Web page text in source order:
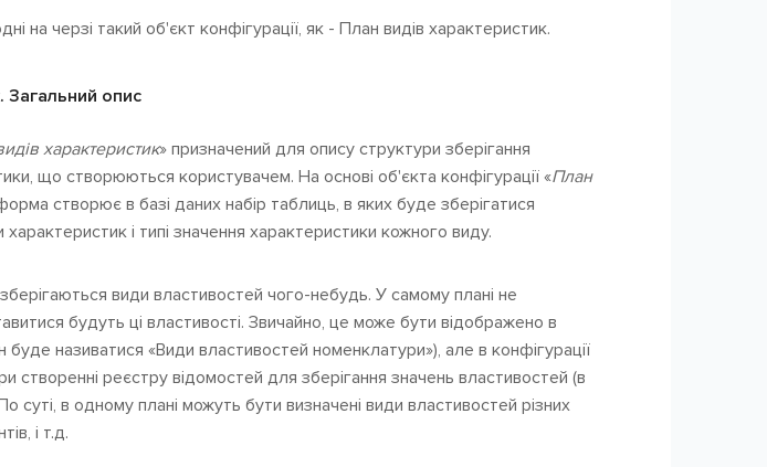
на черзі такий об'єкт конфігурації, як - План видів характеристик.
Загальний опис
характеристик» призначений для опису структури зберігання
що створюються користувачем. На основі об'єкта конфігурації «План
створює в базі даних набір таблиць, в яких буде зберігатися
характеристик і типі значення характеристики кожного виду.
види властивостей чого-небудь. У самому плані не
будуть ці властивості. Звичайно, це може бути відображено в
буде називатися «Види властивостей номенклатури»), але в конфігурації
створенні реєстру відомостей для зберігання значень властивостей (в
суті, в одному плані можуть бути визначені види властивостей різних
і т.д.